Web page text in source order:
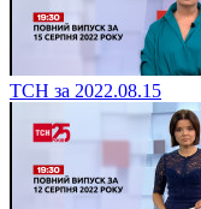
ТСН за 2022.08.15